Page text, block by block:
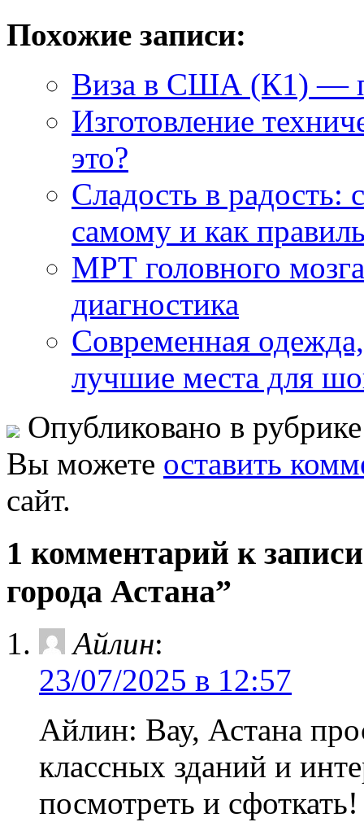
Похожие записи:
Виза в США (К1) —
Изготовление
это?
Сладость в радость:
самому и как
МРТ головного
диагностика
Современная
лучшие места для
Опубликовано в
Вы можете оставить
сайт.
1 комментарий к
города Астана”
Айлин:
23/07/2025 в 12:57
Айлин: Вау, Астана
классных зданий и
посмотреть и сфоткать!